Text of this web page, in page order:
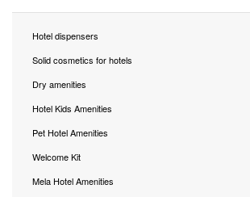
Hotel dispensers
Solid cosmetics for hotels
Dry amenities
Hotel Kids Amenities
Pet Hotel Amenities
Welcome Kit
Mela Hotel Amenities